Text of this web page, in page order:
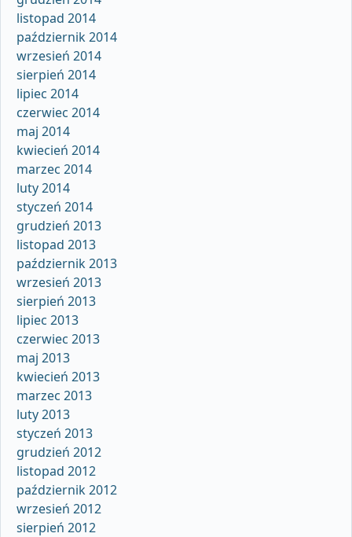
listopad 2014
październik 2014
wrzesień 2014
sierpień 2014
lipiec 2014
czerwiec 2014
maj 2014
kwiecień 2014
marzec 2014
luty 2014
styczeń 2014
grudzień 2013
listopad 2013
październik 2013
wrzesień 2013
sierpień 2013
lipiec 2013
czerwiec 2013
maj 2013
kwiecień 2013
marzec 2013
luty 2013
styczeń 2013
grudzień 2012
listopad 2012
październik 2012
wrzesień 2012
sierpień 2012